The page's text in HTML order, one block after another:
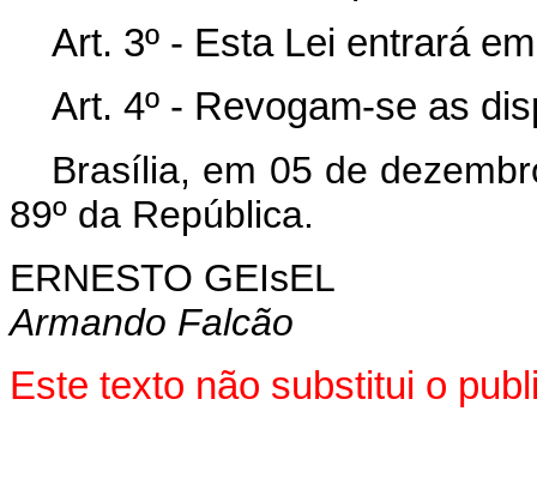
Art. 3º - Esta Lei entrará
Art. 4º - Revogam-se as
Brasília, em 05 de
89º da República.
ERNESTO GEIsEL
Armando Falcão
Este texto não substitui o